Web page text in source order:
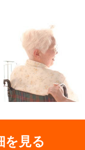
を見る